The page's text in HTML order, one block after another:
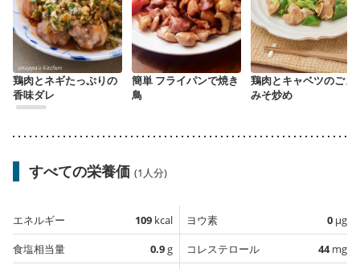
鶏肉とネギたっぷりの
香味ダレ
簡単 フライパンで焼き
鳥
鶏肉とキャベツのごま
みそ炒め
すべての栄養価 (1人分)
エネルギー 109 kcal
食塩相当量
0.9g
ヨウ素 0 µg
コレステロール
44mg